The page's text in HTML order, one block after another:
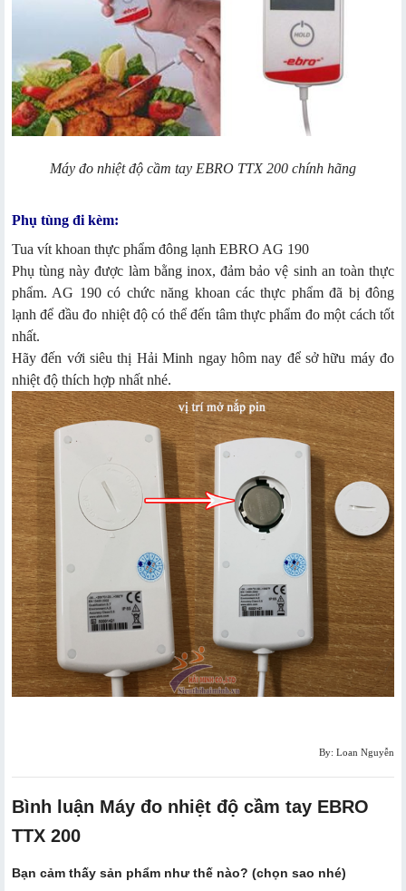
Máy đo nhiệt độ cầm tay EBRO TTX 200 chính hãng
Phụ tùng đi kèm:
Tua vít khoan thực phẩm đông lạnh EBRO AG 190
Phụ tùng này được làm bằng inox, đảm bảo vệ sinh an toàn thực
phẩm. AG 190 có chức năng khoan các thực phẩm đã bị đông
lạnh để đầu đo nhiệt độ có thể đến tâm thực phẩm đo một cách tốt
nhất.
Hãy đến với siêu thị Hải Minh ngay hôm nay để sở hữu máy đo
nhiệt độ thích hợp nhất nhé.
By: Loan Nguyễn
Bình luận Máy đo nhiệt độ cầm tay EBRO
TTX 200
Bạn cảm thấy sản phẩm như thế nào? (chọn sao nhé)